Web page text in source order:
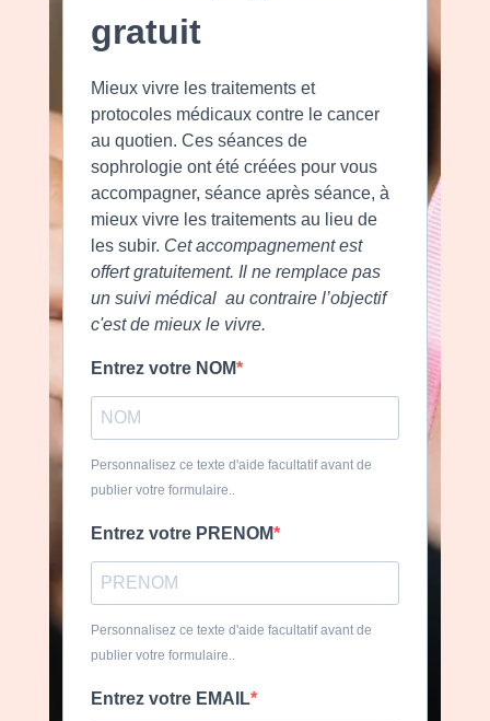
gratuit
Mieux vivre les traitements et
protocoles médicaux contre le cancer
au quotien. Ces séances de
sophrologie ont été créées pour vous
accompagner, séance après séance, à
mieux vivre les traitements au lieu de
les subir. Cet accompagnement est
offert gratuitement. Il ne remplace pas
un suivi médical au contraire l’objectif
c'est de mieux le vivre.
Entrez votre NOM
Personnalisez ce texte d'aide facultatif avant de
publier votre formulaire..
Entrez votre PRENOM
Personnalisez ce texte d'aide facultatif avant de
publier votre formulaire..
Entrez votre EMAIL